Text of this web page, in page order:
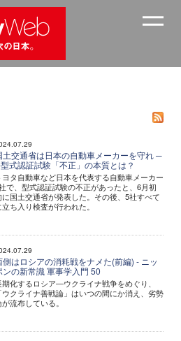
土交通省は日本の自動車メーカーを守れ ─
式認証試験「不正」の本質とは？
ヨタ自動車など日本を代表する自動車メーカー
で、型式認証試験の不正があったと、6月初
に国土交通省が発表した。その後、5社すべて
立ち入り検査が行われた。
側はロシアの消耗戦をナメた(前編) - ニッ
ンの新常識 軍事学入門 50
期化するロシア―ウクライナ戦争をめぐり、
ウクライナ善戦論」はいつの間にか消え、劣勢
流布している。